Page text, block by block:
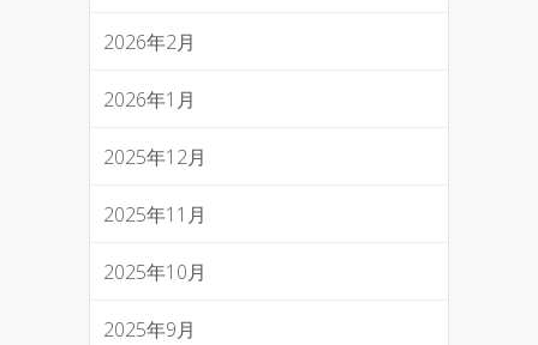
2026年2月
2026年1月
2025年12月
2025年11月
2025年10月
2025年9月